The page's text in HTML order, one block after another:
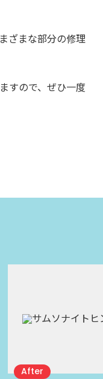
ざまな部分の修理
すので、ぜひ一度